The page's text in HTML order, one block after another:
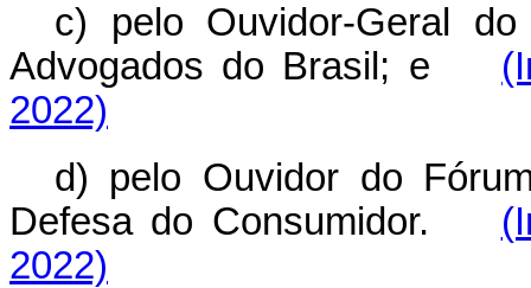
c) pelo Ouvidor-Geral
Advogados do Brasil; e
2022)
d) pelo Ouvidor do
Defesa do Consumidor.
2022)